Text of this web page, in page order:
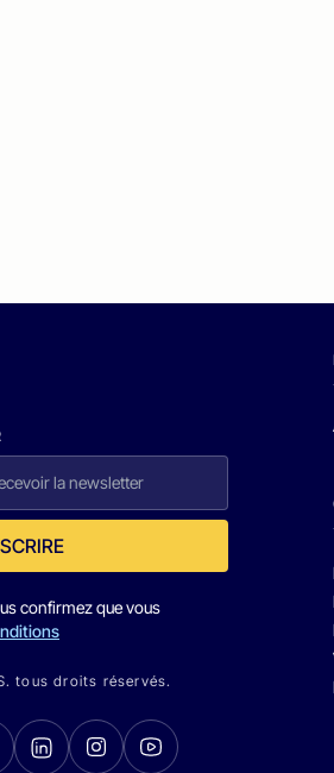
confirmez que vous
tous droits réservés.